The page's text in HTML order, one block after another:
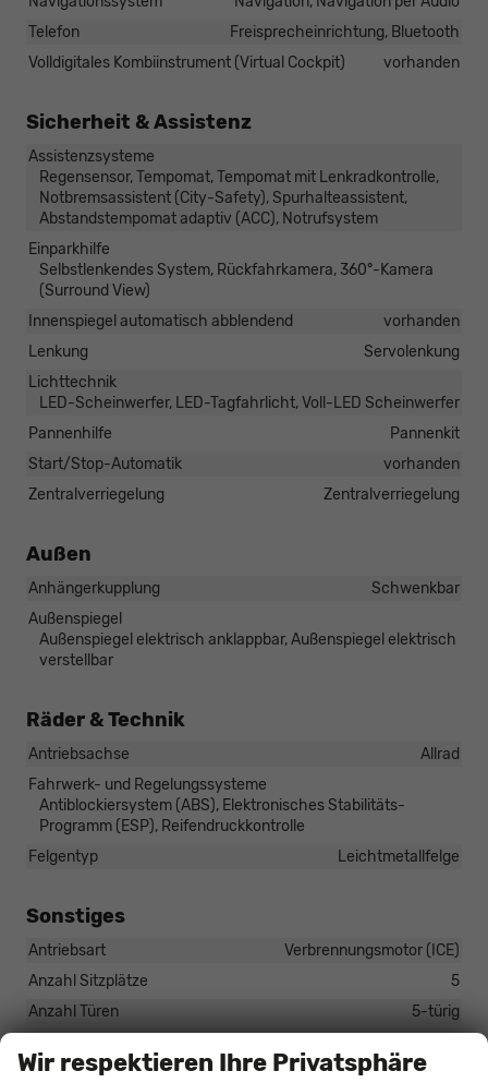
Telefon
Freisprecheinrichtung, Bluetooth
Volldigitales Kombiinstrument (Virtual Cockpit)
vorhanden
Sicherheit & Assistenz
Assistenzsysteme
Regensensor, Tempomat, Tempomat mit Lenkradkontrolle,
Notbremsassistent (City-Safety), Spurhalteassistent,
Abstandstempomat adaptiv (ACC), Notrufsystem
Einparkhilfe
Selbstlenkendes System, Rückfahrkamera, 360°-Kamera
(Surround View)
Innenspiegel automatisch abblendend
vorhanden
Lenkung
Servolenkung
Lichttechnik
LED-Scheinwerfer, LED-Tagfahrlicht, Voll-LED Scheinwerfer
Pannenhilfe
Pannenkit
Start/Stop-Automatik
vorhanden
Zentralverriegelung
Zentralverriegelung
Außen
Anhängerkupplung
Schwenkbar
Außenspiegel
Außenspiegel elektrisch anklappbar, Außenspiegel elektrisch
verstellbar
Räder & Technik
Antriebsachse
Allrad
Fahrwerk- und Regelungssysteme
Antiblockiersystem (ABS), Elektronisches Stabilitäts-
Programm (ESP), Reifendruckkontrolle
Felgentyp
Leichtmetallfelge
Sonstiges
Antriebsart
Verbrennungsmotor (ICE)
Anzahl Sitzplätze
5
Anzahl Türen
5-türig
HU/AU neu
vorhanden
Wir respektieren Ihre Privatsphäre